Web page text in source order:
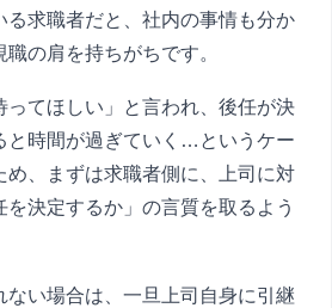
る求職者だと、社内の事情も分か
の肩を持ちがちです。
ってほしい」と言われ、後任が決
と時間が過ぎていく…というケー
め、まずは求職者側に、上司に対
を決定するか」の言質を取るよう
ない場合は、一旦上司自身に引継